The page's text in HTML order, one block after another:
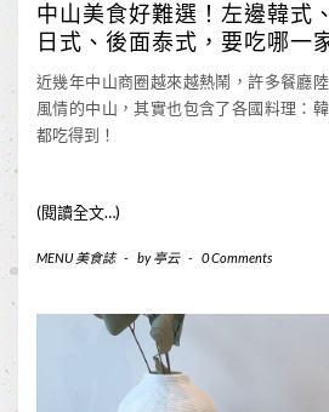
中山美食好難選！左邊韓式
日式、後面泰式，要吃哪一
近幾年中山商圈越來越熱鬧，許多餐廳
風情的中山，其實也包含了各國料理：
都吃得到！
(閱讀全文…)
MENU 美食誌 - by亭云 - 0 Comments